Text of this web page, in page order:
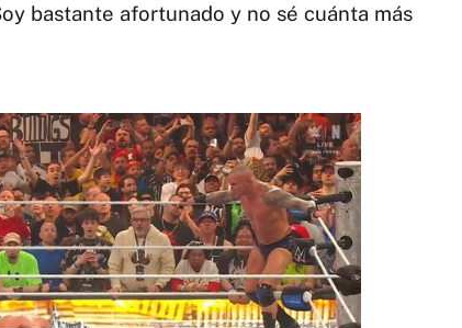
bastante afortunado y no sé cuánta más